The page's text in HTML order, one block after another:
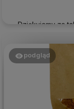
Dziękujemy za
czas i wysiłek
podgląd